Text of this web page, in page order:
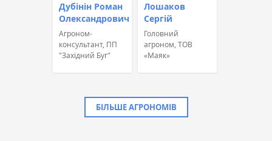
Дубінін Роман
Олександрович
Агроном-
консультант, ПП
"Західний Буг"
Лошаков
Сергій
Головний
агроном, ТОВ
«Маяк»
БІЛЬШЕ АГРОНОМІВ